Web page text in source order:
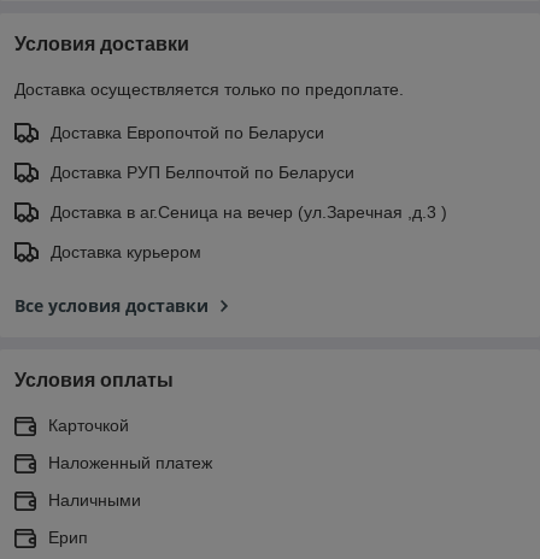
Условия доставки
Доставка осуществляется только по предоплате.
Доставка Европочтой по Беларуси
Доставка РУП Белпочтой по Беларуси
Доставка в аг.Сеница на вечер (ул.Заречная ,д.3 )
Доставка курьером
Все условия доставки
Условия оплаты
Карточкой
Наложенный платеж
Наличными
Ерип